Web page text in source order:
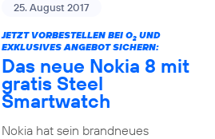
25. August 2017
JETZT VORBESTELLEN BEI O2UND
EXKLUSIVES ANGEBOT SICHERN:
Das neue Nokia 8 mit
gratis Steel
Smartwatch
Nokia hat sein brandneues